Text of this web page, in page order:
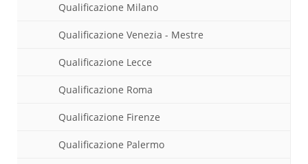
Qualificazione Milano
Qualificazione Venezia - Mestre
Qualificazione Lecce
Qualificazione Roma
Qualificazione Firenze
Qualificazione Palermo